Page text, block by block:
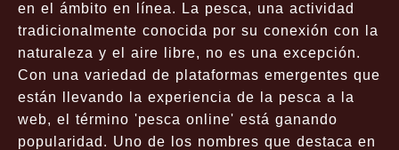
en el ámbito en línea. La pesca, una actividad
tradicionalmente conocida por su conexión con la
naturaleza y el aire libre, no es una excepción.
Con una variedad de plataformas emergentes que
están llevando la experiencia de la pesca a la
web, el término 'pesca online' está ganando
popularidad. Uno de los nombres que destaca en